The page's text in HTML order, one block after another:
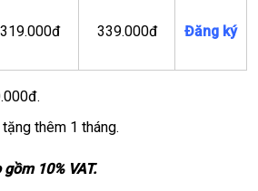
319.000đ 339.000đ Đăng ký
thêm 1 tháng.
10% VAT.